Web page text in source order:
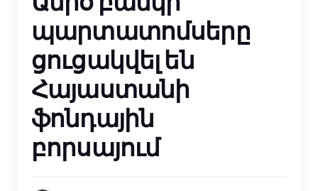
պարտատոմսերը
ցուցակվել են
Հայաստանի
ֆոնդային
բորսայում